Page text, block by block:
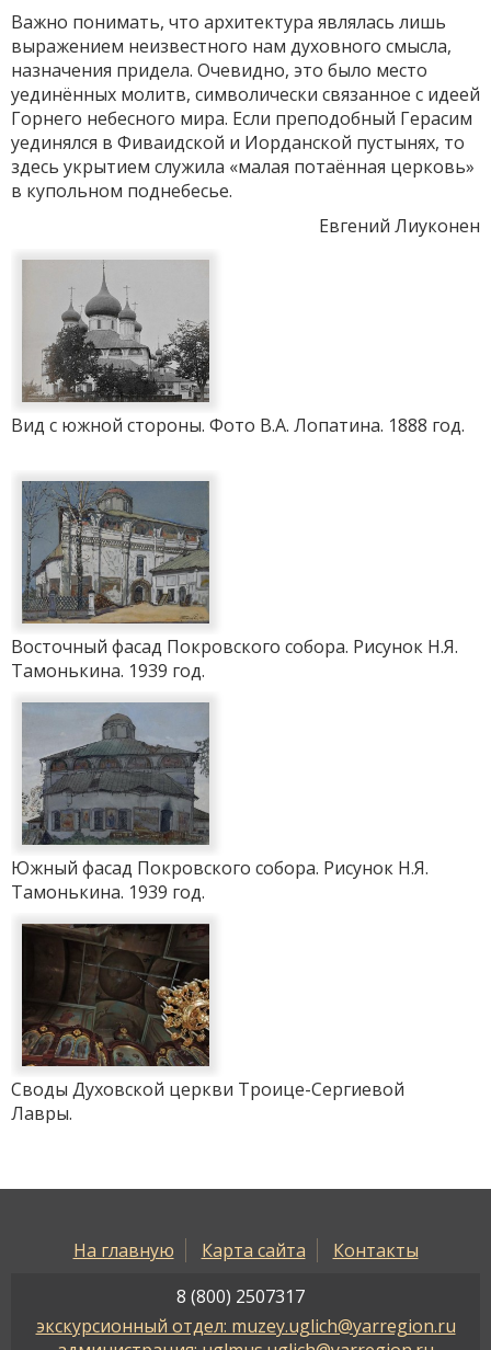
Важно понимать, что архитектура являлась лишь
выражением неизвестного нам духовного смысла,
назначения придела. Очевидно, это было место
уединённых молитв, символически связанное с идеей
Горнего небесного мира. Если преподобный Герасим
уединялся в Фиваидской и Иорданской пустынях, то
здесь укрытием служила «малая потаённая церковь»
в купольном поднебесье.
Евгений Лиуконен
Вид с южной стороны. Фото В.А. Лопатина. 1888 год.
Восточный фасад Покровского собора. Рисунок Н.Я.
Тамонькина. 1939 год.
Южный фасад Покровского собора. Рисунок Н.Я.
Тамонькина. 1939 год.
Своды Духовской церкви Троице-Сергиевой
Лавры.
На главную Карта сайта
Контакты
8 (800) 2507317
экскурсионный отдел: muzey.uglich@yarregion.ru